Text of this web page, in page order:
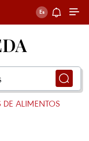
DE ALIMENTOS